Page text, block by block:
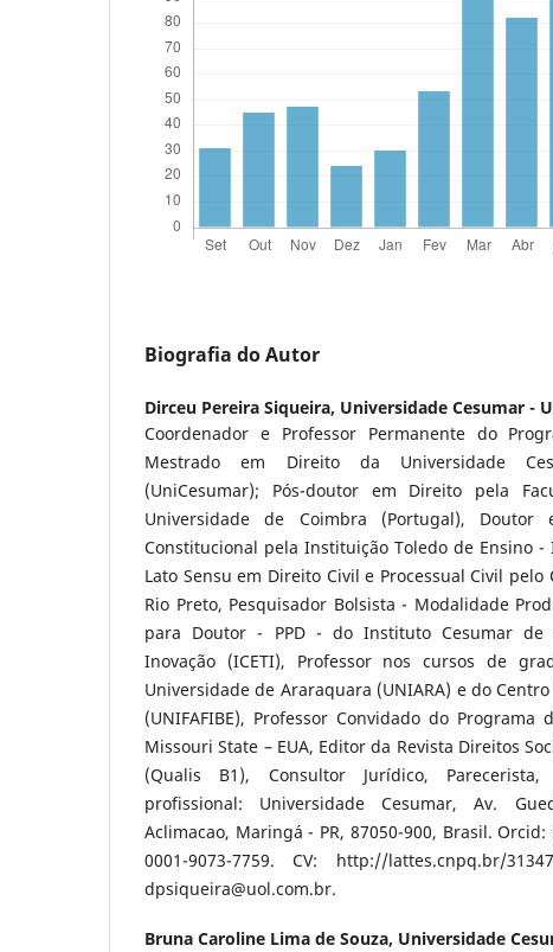
Biografia do Autor
Dirceu Pereira Siqueira, Universidade Cesumar -
Coordenador e Professor Permanente do
Mestrado em Direito da Universidade
(UniCesumar); Pós-doutor em Direito pela
Universidade de Coimbra (Portugal),
Constitucional pela Instituição Toledo de Ensino -
Lato Sensu em Direito Civil e Processual Civil
Rio Preto, Pesquisador Bolsista - Modalidade
para Doutor - PPD - do Instituto Cesumar de
Inovação (ICETI), Professor nos cursos de
Universidade de Araraquara (UNIARA) e do
(UNIFAFIBE), Professor Convidado do Programa
Missouri State – EUA, Editor da Revista Direitos
(Qualis B1), Consultor Jurídico, Parecerista,
profissional: Universidade Cesumar, Av.
Aclimacao, Maringá - PR, 87050-900, Brasil.
0001-9073-7759. CV: http://lattes.cnpq.br/
dpsiqueira@uol.com.br.
Bruna Caroline Lima de Souza, Universidade